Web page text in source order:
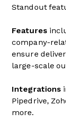
Standout
Features
company-
ensure
large-scale
Integrations
Pipedrive,
more.